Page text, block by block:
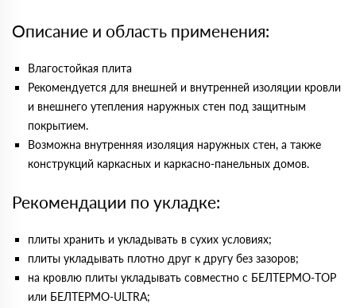
Описание и область применения:
Влагостойкая плита
Рекомендуется для внешней и внутренней изоляции кровли
и внешнего утепления наружных стен под защитным
покрытием.
Возможна внутренняя изоляция наружных стен, а также
конструкций каркасных и каркасно-панельных домов.
Рекомендации по укладке:
плиты хранить и укладывать в сухих условиях;
плиты укладывать плотно друг к другу без зазоров;
на кровлю плиты укладывать совместно с БЕЛТЕРМО-TOP
или БЕЛТЕРМО-ULTRA;